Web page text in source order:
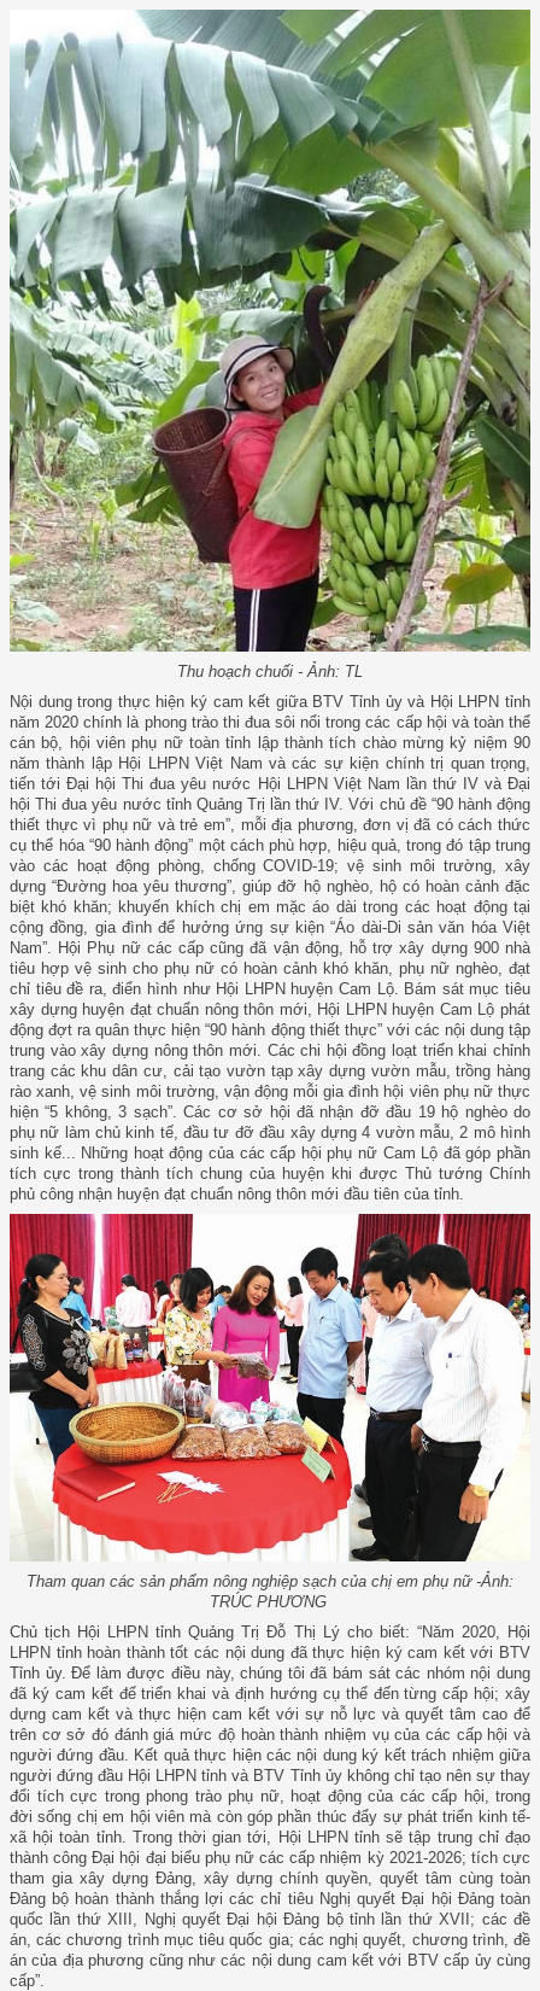
Thu hoạch chuối - Ảnh: TL
Nội dung trong thực hiện ký cam kết giữa BTV Tỉnh ủy và Hội LHPN tỉnh
năm 2020 chính là phong trào thi đua sôi nổi trong các cấp hội và toàn thể
cán bộ, hội viên phụ nữ toàn tỉnh lập thành tích chào mừng kỷ niệm 90
năm thành lập Hội LHPN Việt Nam và các sự kiện chính trị quan trọng,
tiến tới Đại hội Thi đua yêu nước Hội LHPN Việt Nam lần thứ IV và Đại
hội Thi đua yêu nước tỉnh Quảng Trị lần thứ IV. Với chủ đề “90 hành động
thiết thực vì phụ nữ và trẻ em”, mỗi địa phương, đơn vị đã có cách thức
cụ thể hóa “90 hành động” một cách phù hợp, hiệu quả, trong đó tập trung
vào các hoạt động phòng, chống COVID-19; vệ sinh môi trường, xây
dựng “Đường hoa yêu thương”, giúp đỡ hộ nghèo, hộ có hoàn cảnh đặc
biệt khó khăn; khuyến khích chị em mặc áo dài trong các hoạt động tại
cộng đồng, gia đình để hưởng ứng sự kiện “Áo dài-Di sản văn hóa Việt
Nam”. Hội Phụ nữ các cấp cũng đã vận động, hỗ trợ xây dựng 900 nhà
tiêu hợp vệ sinh cho phụ nữ có hoàn cảnh khó khăn, phụ nữ nghèo, đạt
chỉ tiêu đề ra, điển hình như Hội LHPN huyện Cam Lộ. Bám sát mục tiêu
xây dựng huyện đạt chuẩn nông thôn mới, Hội LHPN huyện Cam Lộ phát
động đợt ra quân thực hiện “90 hành động thiết thực” với các nội dung tập
trung vào xây dựng nông thôn mới. Các chi hội đồng loạt triển khai chỉnh
trang các khu dân cư, cải tạo vườn tạp xây dựng vườn mẫu, trồng hàng
rào xanh, vệ sinh môi trường, vận động mỗi gia đình hội viên phụ nữ thực
hiện “5 không, 3 sạch”. Các cơ sở hội đã nhận đỡ đầu 19 hộ nghèo do
phụ nữ làm chủ kinh tế, đầu tư đỡ đầu xây dựng 4 vườn mẫu, 2 mô hình
sinh kế... Những hoạt động của các cấp hội phụ nữ Cam Lộ đã góp phần
tích cực trong thành tích chung của huyện khi được Thủ tướng Chính
phủ công nhận huyện đạt chuẩn nông thôn mới đầu tiên của tỉnh.
Tham quan các sản phẩm nông nghiệp sạch của chị em phụ nữ -Ảnh:
TRÚC PHƯƠNG​
Chủ tịch Hội LHPN tỉnh Quảng Trị Đỗ Thị Lý cho biết: “Năm 2020, Hội
LHPN tỉnh hoàn thành tốt các nội dung đã thực hiện ký cam kết với BTV
Tỉnh ủy. Để làm được điều này, chúng tôi đã bám sát các nhóm nội dung
đã ký cam kết để triển khai và định hướng cụ thể đến từng cấp hội; xây
dựng cam kết và thực hiện cam kết với sự nỗ lực và quyết tâm cao để
trên cơ sở đó đánh giá mức độ hoàn thành nhiệm vụ của các cấp hội và
người đứng đầu. Kết quả thực hiện các nội dung ký kết trách nhiệm giữa
người đứng đầu Hội LHPN tỉnh và BTV Tỉnh ủy không chỉ tạo nên sự thay
đổi tích cực trong phong trào phụ nữ, hoạt động của các cấp hội, trong
đời sống chị em hội viên mà còn góp phần thúc đẩy sự phát triển kinh tế-
xã hội toàn tỉnh. Trong thời gian tới, Hội LHPN tỉnh sẽ tập trung chỉ đạo
thành công Đại hội đại biểu phụ nữ các cấp nhiệm kỳ 2021-2026; tích cực
tham gia xây dựng Đảng, xây dựng chính quyền, quyết tâm cùng toàn
Đảng bộ hoàn thành thắng lợi các chỉ tiêu Nghị quyết Đại hội Đảng toàn
quốc lần thứ XIII, Nghị quyết Đại hội Đảng bộ tỉnh lần thứ XVII; các đề
án, các chương trình mục tiêu quốc gia; các nghị quyết, chương trình, đề
án của địa phương cũng như các nội dung cam kết với BTV cấp ủy cùng
cấp”.